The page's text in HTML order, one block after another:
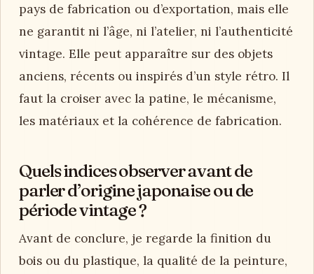
pays de fabrication ou d’exportation, mais elle
ne garantit ni l’âge, ni l’atelier, ni l’authenticité
vintage. Elle peut apparaître sur des objets
anciens, récents ou inspirés d’un style rétro. Il
faut la croiser avec la patine, le mécanisme,
les matériaux et la cohérence de fabrication.
Quels indices observer avant de
parler d’origine japonaise ou de
période vintage ?
Avant de conclure, je regarde la finition du
bois ou du plastique, la qualité de la peinture,